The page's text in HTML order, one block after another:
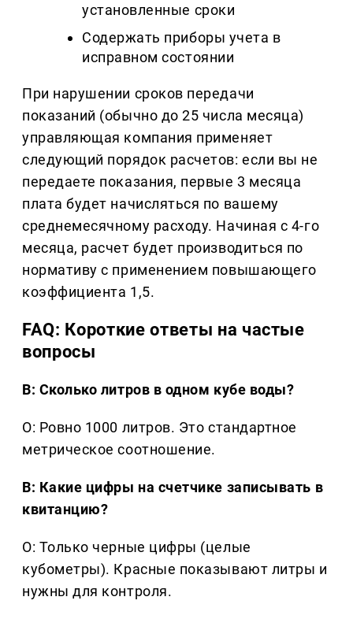
установленные сроки
Содержать приборы учета в
исправном состоянии
При нарушении сроков передачи
показаний (обычно до 25 числа месяца)
управляющая компания применяет
следующий порядок расчетов: если вы не
передаете показания, первые 3 месяца
плата будет начисляться по вашему
среднемесячному расходу. Начиная с 4-го
месяца, расчет будет производиться по
нормативу с применением повышающего
коэффициента 1,5.
FAQ: Короткие ответы на частые
вопросы
В: Сколько литров в одном кубе воды?
О: Ровно 1000 литров. Это стандартное
метрическое соотношение.
В: Какие цифры на счетчике записывать в
квитанцию?
О: Только черные цифры (целые
кубометры). Красные показывают литры и
нужны для контроля.